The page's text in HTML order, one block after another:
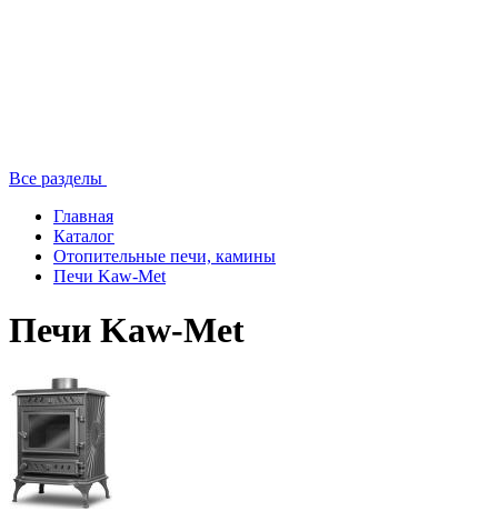
Все разделы
Главная
Каталог
Отопительные печи, камины
Печи Kaw-Met
Печи Kaw-Met